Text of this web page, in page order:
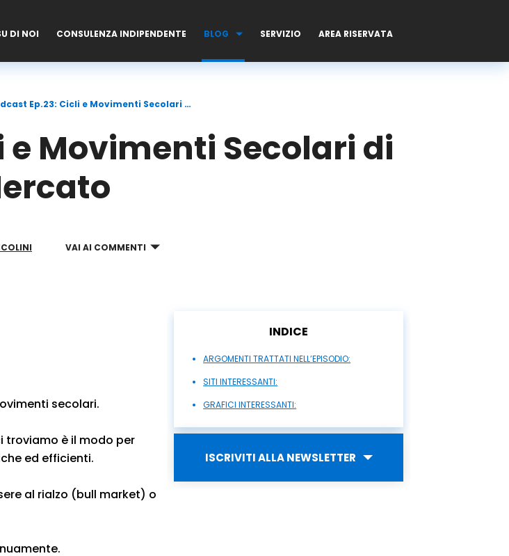
DI NOI CONSULENZA INDIPENDENTE BLOG SERVIZIO AREA RISERVATA
Podcast Ep.23: Cicli e Movimenti Secolari di Mercato
e Movimenti Secolari di
VAI AI COMMENTI
secolari.
troviamo è il modo per
ed efficienti.
al rialzo (bull market) o
INDICE
ARGOMENTI TRATTATI NELL’EPISODIO:
SITI INTERESSANTI:
GRAFICI INTERESSANTI:
ISCRIVITI ALLA NEWSLETTER